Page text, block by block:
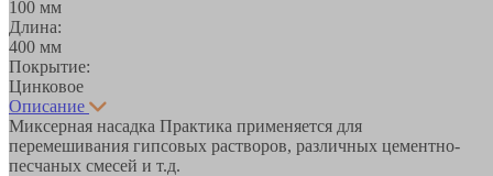
100 мм
Длина:
400 мм
Покрытие:
Цинковое
Описание
Миксерная насадка Практика применяется для
перемешивания гипсовых растворов, различных цементно-
песчаных смесей и т.д.